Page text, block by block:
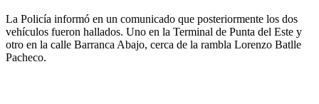
La Policía informó en un comunicado que posteriormente los dos
vehículos fueron hallados. Uno en la Terminal de Punta del Este y
otro en la calle Barranca Abajo, cerca de la rambla Lorenzo Batlle
Pacheco.